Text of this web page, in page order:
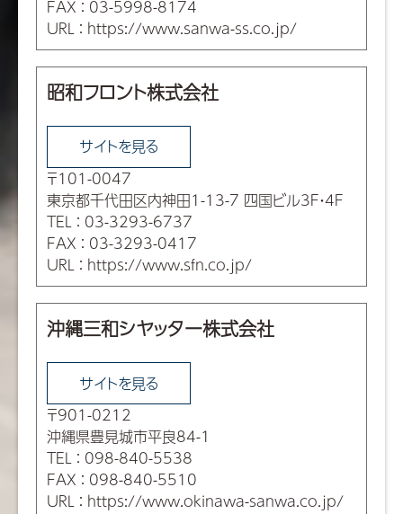
FAX ： 03-5998-8174
URL ： https://www.sanwa-ss.co.jp/
昭和フロント株式会社
サイトを見る
〒101-0047
東京都千代田区内神田1-13-7 四国ビル3F・4F
TEL ： 03-3293-6737
FAX ： 03-3293-0417
URL ： https://www.sfn.co.jp/
沖縄三和シヤッター株式会社
サイトを見る
〒901-0212
沖縄県豊見城市平良84-1
TEL ： 098-840-5538
FAX ： 098-840-5510
URL ： https://www.okinawa-sanwa.co.jp/